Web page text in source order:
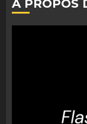
À PROPOS